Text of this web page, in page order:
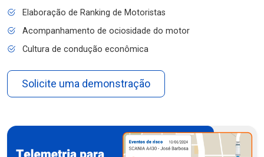
Elaboração de Ranking de Motoristas
Acompanhamento de ociosidade do motor
Cultura de condução econômica
Solicite uma demonstração